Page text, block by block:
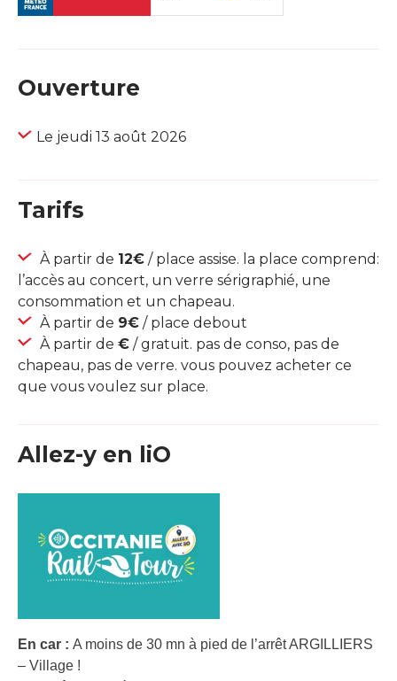
Ouverture
Le jeudi 13 août 2026
Tarifs
À partir de 12€ / place assise. la place comprend:
l’accès au concert, un verre sérigraphié, une
consommation et un chapeau.
À partir de 9€ / place debout
À partir de € / gratuit. pas de conso, pas de
chapeau, pas de verre. vous pouvez acheter ce
que vous voulez sur place.
Allez-y en liO
En car : A moins de 30 mn à pied de l’arrêt ARGILLIERS
– Village !